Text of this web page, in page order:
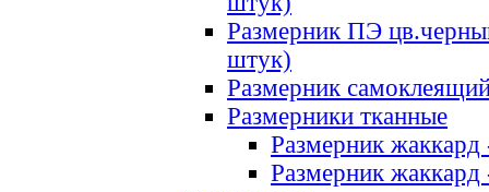
Размерник ПЭ
штук)
Размерник
Размерники тканные
Размерник
Размерник